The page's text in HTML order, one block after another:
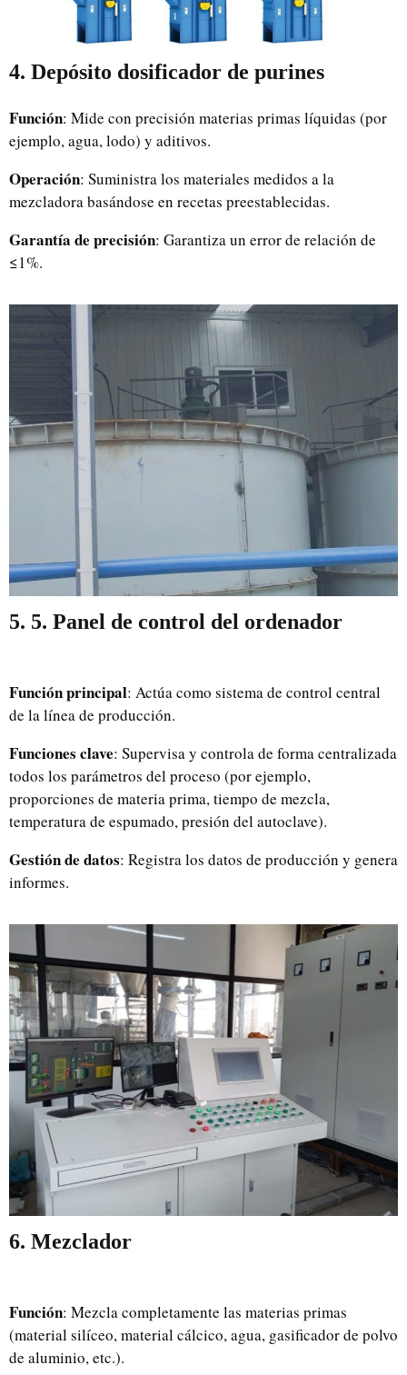
4. Depósito dosificador de purines
Función: Mide con precisión materias primas líquidas (por
ejemplo, agua, lodo) y aditivos.
Operación: Suministra los materiales medidos a la
mezcladora basándose en recetas preestablecidas.
Garantía de precisión: Garantiza un error de relación de
≤1%.
5. 5. Panel de control del ordenador
Función principal: Actúa como sistema de control central
de la línea de producción.
Funciones clave: Supervisa y controla de forma centralizada
todos los parámetros del proceso (por ejemplo,
proporciones de materia prima, tiempo de mezcla,
temperatura de espumado, presión del autoclave).
Gestión de datos: Registra los datos de producción y genera
informes.
6. Mezclador
Función: Mezcla completamente las materias primas
(material silíceo, material cálcico, agua, gasificador de polvo
de aluminio, etc.).